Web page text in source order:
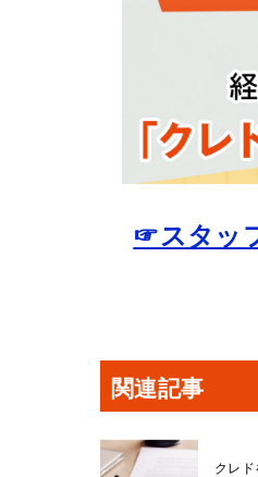
☞スタッ
関連記事
クレ